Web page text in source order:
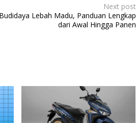
Next post
Lebah Madu, Panduan Lengkap
dari Awal Hingga Panen